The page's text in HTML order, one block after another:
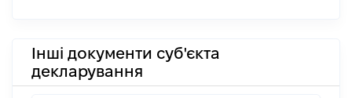
Інші документи суб'єкта
декларування